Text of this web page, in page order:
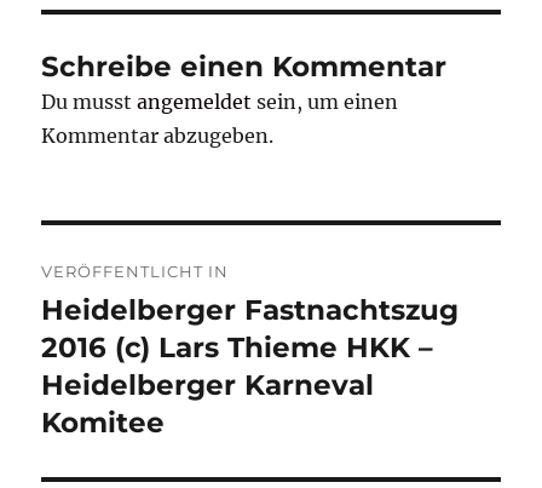
Schreibe einen Kommentar
Du musstangemeldet sein, um einen
Kommentar abzugeben.
VERÖFFENTLICHT IN
Heidelberger Fastnachtszug
2016 (c) Lars Thieme HKK –
Heidelberger Karneval
Komitee